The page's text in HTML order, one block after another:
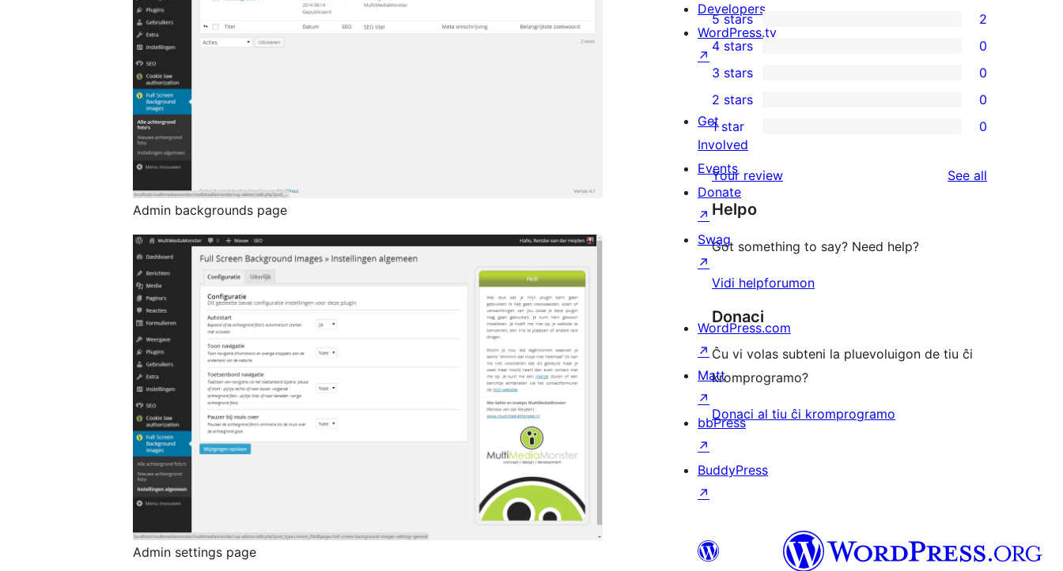
Admin backgrounds page
Admin settings page
2
5-
star
reviews
5 stars 2
4-
star
reviews
4 stars 0
0
3-
star
reviews
3 stars 0
2-
reviews
2 stars 0
star
reviews
1 star 0
Your review See all
Helpo
Got something to say? Need help?
Vidi helpforumon
Donaci
Ĉu vi volas subteni la pluevoluigon de tiu ĉi
kromprogramo?
Donaci al tiu ĉi kromprogramo
Developers
WordPress.tv
↗
Get
Involved
Events
Donate
↗
Swag
↗
WordPress.com
↗
Matt
↗
bbPress
↗
BuddyPress
↗